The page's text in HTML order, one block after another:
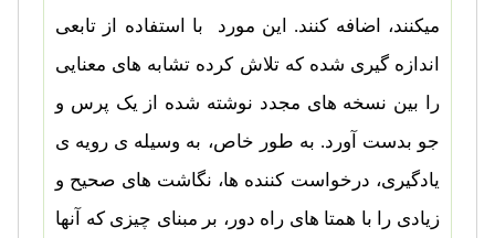
میکنند، اضافه کنند. این مورد با استفاده از تابعی
اندازه گیری شده که تلاش کرده تشابه های معنایی
را بین نسخه های مجدد نوشته شده از یک پرس و
جو بدست آورد. به طور خاص، به وسیله ی رویه ی
یادگیری، درخواست کننده ها، نگاشت های صحیح و
زیادی را با همتا های راه دور، بر مبنای چیزی که آنها